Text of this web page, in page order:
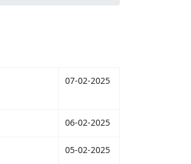
07-02-2025
06-02-2025
05-02-2025